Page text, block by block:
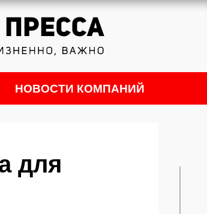
НОВОСТИ КОМПАНИЙ
для